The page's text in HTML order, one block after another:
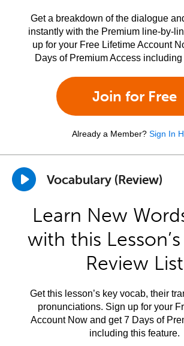
Get a breakdown of the dialogue
instantly with the Premium line-by-
up for your Free Lifetime Account
Days of Premium Access including
Join for Free
Already a Member? Sign In
Vocabulary (Review)
Learn New
with this
Review List
Get this lesson’s key vocab, their
pronunciations. Sign up for your
Account Now and get 7 Days of
including this feature.